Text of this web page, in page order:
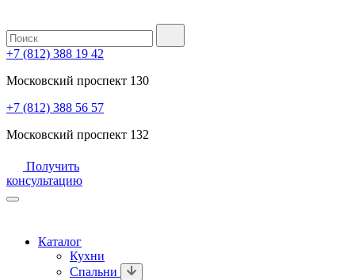
+7 (812) 388 19 42
Московский проспект 130
+7 (812) 388 56 57
Московский проспект 132
Получить
консультацию
Каталог
Кухни
Спальни